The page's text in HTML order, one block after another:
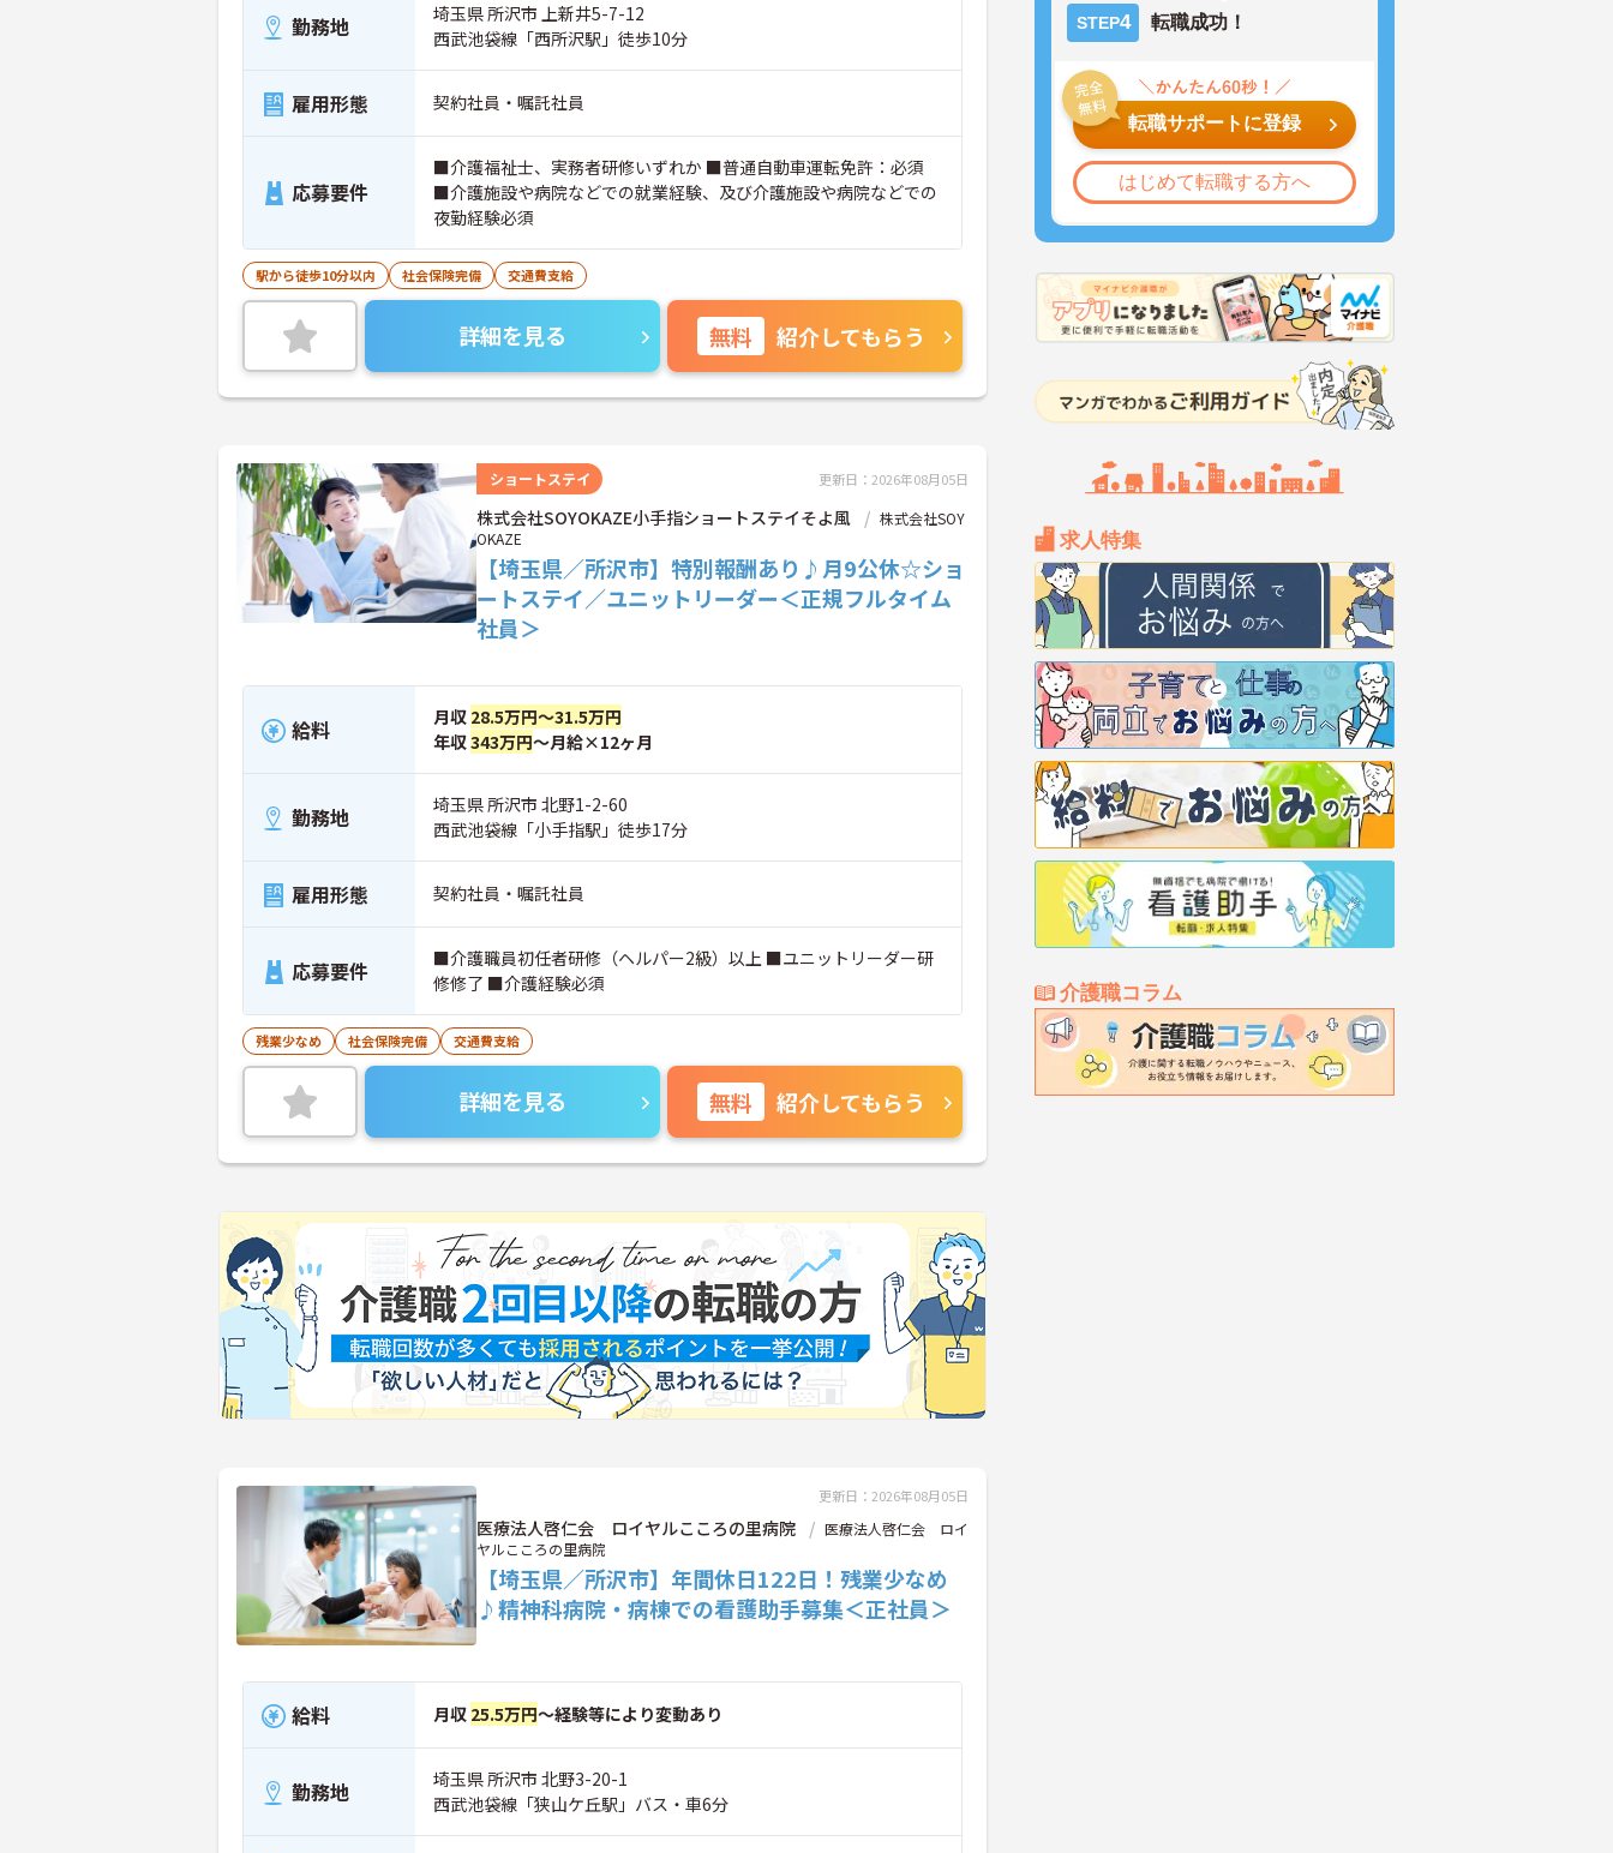
STEP4 転職成功！
転職サポートに登録
はじめて転職する方へ
求人特集
介護職コラム
勤務地
埼玉県 所沢市 上新井5-7-12
西武池袋線「西所沢駅」徒歩10分
雇用形態 契約社員・嘱託社員
応募要件
■介護福祉士、実務者研修いずれか ■普通自動車運転免許：必須
■介護施設や病院などでの就業経験、及び介護施設や病院などでの
夜勤経験必須
駅から徒歩10分以内 社会保険完備 交通費支給
詳細を見る 無料 紹介してもらう
ショートステイ 更新日：2026年08月05日
株式会社SOYOKAZE小手指ショートステイそよ風
株式会社SOY
OKAZE
【埼玉県／所沢市】特別報酬あり♪月9公休☆ショ
ートステイ／ユニットリーダー＜正規フルタイム
社員＞
給料 月収 28.5万円～31.5万円
年収343万円～月給×12ヶ月
勤務地
埼玉県 所沢市 北野1-2-60
西武池袋線「小手指駅」徒歩17分
雇用形態 契約社員・嘱託社員
応募要件
■介護職員初任者研修（ヘルパー2級）以上 ■ユニットリーダー研
修修了 ■介護経験必須
残業少なめ 社会保険完備 交通費支給
詳細を見る 無料 紹介してもらう
更新日：2026年08月05日
医療法人啓仁会 ロイヤルこころの里病院
医療法人啓仁会 ロイ
ヤルこころの里病院
【埼玉県／所沢市】年間休日122日！残業少なめ
♪精神科病院・病棟での看護助手募集＜正社員＞
給料 月収 25.5万円～経験等により変動あり
勤務地
埼玉県 所沢市 北野3-20-1
西武池袋線「狭山ケ丘駅」バス・車6分